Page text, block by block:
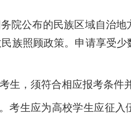
院公布的民族区域自治
族照顾政策。申请享受
生，须符合相应报考条件
考生应为高校学生应征